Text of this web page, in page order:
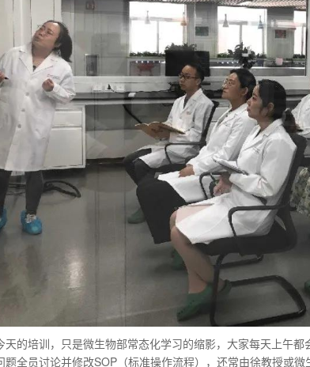
天的培训，只是微生物部常态化学习的缩影，大家每天上午
题全员讨论并修改SOP（标准操作流程），还常由徐教授或